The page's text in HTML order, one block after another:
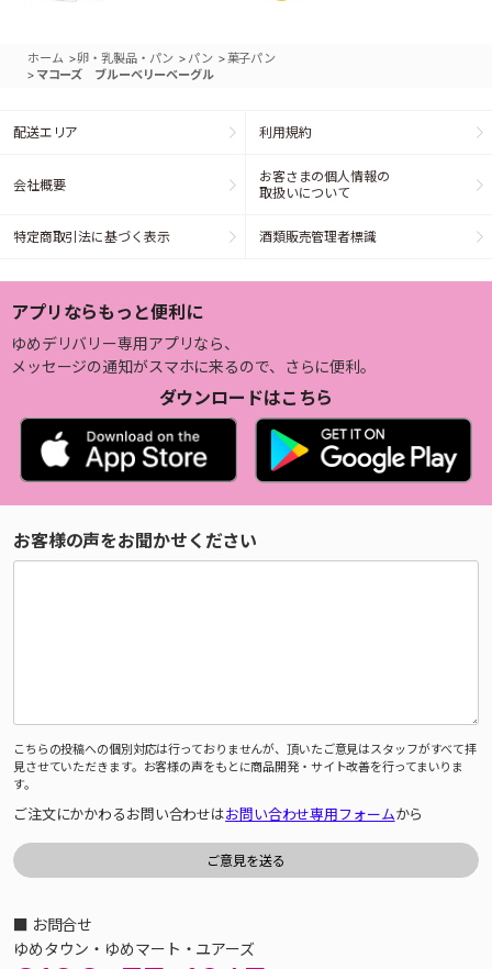
ホーム >卵・乳製品・パン > パン >菓子パン
> マコーズ ブルーベリーベーグル
配送エリア 利用規約
会社概要
お客さまの個人情報の
取扱いについて
特定商取引法に基づく表示 酒類販売管理者標識
アプリならもっと便利に
ゆめデリバリー専用アプリなら、
メッセージの通知がスマホに来るので、さらに便利。
ダウンロードはこちら
お客様の声をお聞かせください
こちらの投稿への個別対応は行っておりませんが、頂いたご意見はスタッフがすべて拝
見させていただきます。お客様の声をもとに商品開発・サイト改善を行ってまいりま
す。
ご注文にかかわるお問い合わせはお問い合わせ専用フォームから
■ お問合せ
ゆめタウン・ゆめマート・ユアーズ